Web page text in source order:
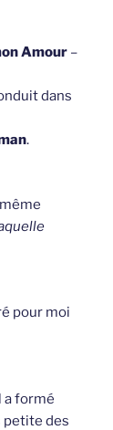
Amour –
dans
.
pour moi
a formé
petite des